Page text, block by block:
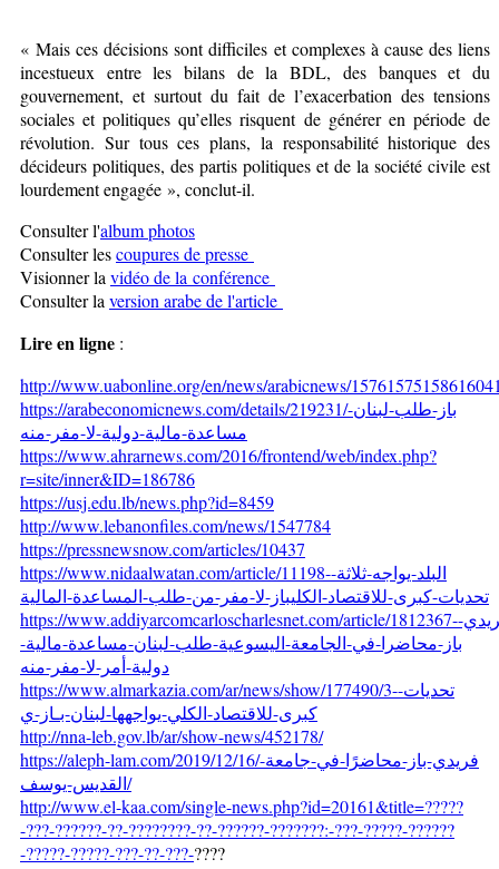
« Mais ces décisions sont difficiles et complexes à cause des liens
incestueux entre les bilans de la BDL, des banques et du
gouvernement, et surtout du fait de l’exacerbation des tensions
sociales et politiques qu’elles risquent de générer en période de
révolution. Sur tous ces plans, la responsabilité historique des
décideurs politiques, des partis politiques et de la société civile est
lourdement engagée », conclut-il.
Consulter l'album photos
Consulter lescoupures de presse
Visionner la vidéo de la conférence
Consulter la version arabe de l'article
Lire en ligne :
http://www.uabonline.org/en/news/arabicnews/
https://arabeconomicnews.com/details/219231/باز-طلب-لبنان-
مساعدة-مالية-دولية-لا-مفر-منه
https://www.ahrarnews.com/2016/frontend/web/index.php?
r=site/inner&ID=186786
https://usj.edu.lb/news.php?id=8459
http://www.lebanonfiles.com/news/1547784
https://pressnewsnow.com/articles/10437
https://www.nidaalwatan.com/article/11198-البلد-يواجه-ثلاثة-
تحديات-كبرى-للاقتصاد-الكليباز-لا-مفر-من-طلب-المساعدة-المالية
https://www.addiyarcomcarloscharlesnet.com/article/1812367-
باز-محاضرا-في-الجامعة-اليسوعية-طلب-لبنان-مساعدة-مالية-
دولية-أمر-لا-مفر-منه
https://www.almarkazia.com/ar/news/show/177490/3-تحديات-
كبرى-للاقتصاد-الكلي-يواجهها-لبنان-بـاز-ي
http://nna-leb.gov.lb/ar/show-news/452178/
https://aleph-lam.com/2019/12/16/فريدي-باز-محاضرًا-في-جامعة-
القديس-يوسف/
http://www.el-kaa.com/single-news.php?id=20161&title=?????
-???-??????-??-????????-??-??????-???????:-???-?????-??????
-?????-?????-???-??-???-????